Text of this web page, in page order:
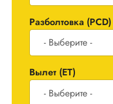
Разболтовка (PCD)
Вылет (ET)